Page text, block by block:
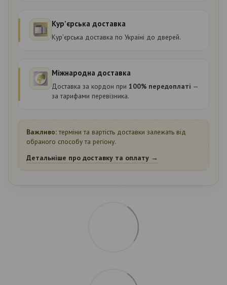
Курʼєрська доставка
Курʼєрська доставка по Україні до дверей.
Міжнародна доставка
Доставка за кордон при 100% передоплаті —
за тарифами перевізника.
Важливо:терміни та вартість доставки залежать від
обраного способу та регіону.
Детальніше про доставку та оплату →